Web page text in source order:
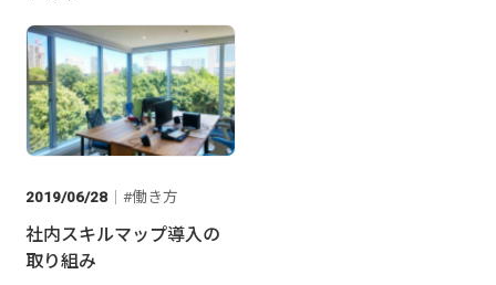
2019/06/28 働き方
社内スキルマップ導入の
取り組み